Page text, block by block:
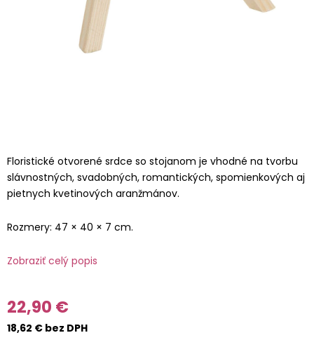
Floristické otvorené srdce so stojanom je vhodné na tvorbu
slávnostných, svadobných, romantických, spomienkových aj
pietnych kvetinových aranžmánov.
Rozmery: 47 × 40 × 7 cm.
Zobraziť celý popis
22,90 €
18,62 € bez DPH